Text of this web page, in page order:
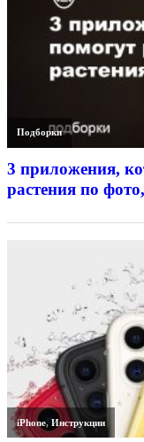
Подборки
3 приложения,
растения по
iPhone,Инструкции